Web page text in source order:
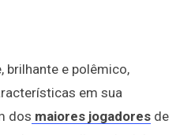
brilhante e polêmico,
em sua
dos maiores jogadores de